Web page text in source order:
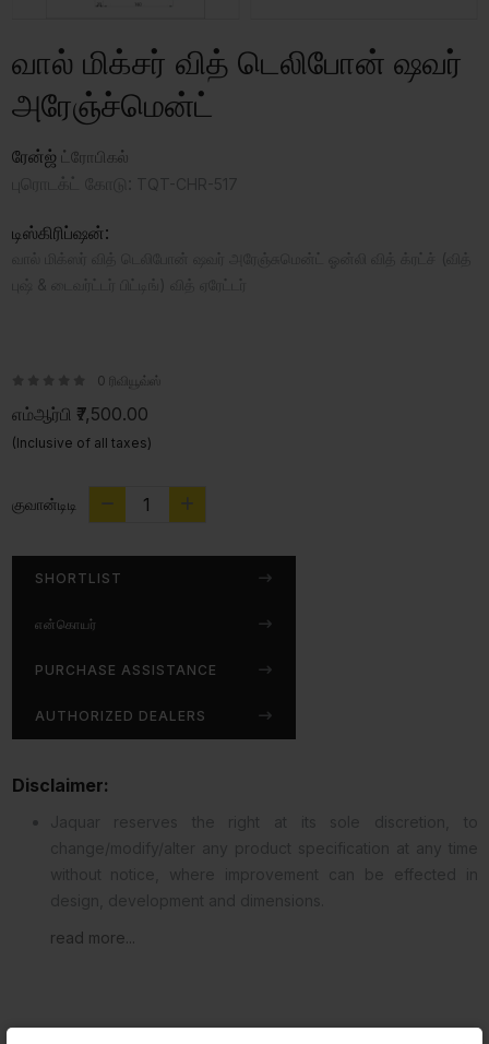
வால் மிக்சர் வித் டெலிபோன் ஷவர்
அரேஞ்ச்மென்ட்
ரேன்ஜ் ட்ரோபிகல்
டிஸ்கிரிப்ஷன்:
0 ரிவியூவ்ஸ்
எம்ஆர்பி ₹7,500.00
(Inclusive of all taxes)
குவான்டிடி
SHORTLIST
என்கொயர்
PURCHASE ASSISTANCE
AUTHORIZED DEALERS
Disclaimer:
read more...